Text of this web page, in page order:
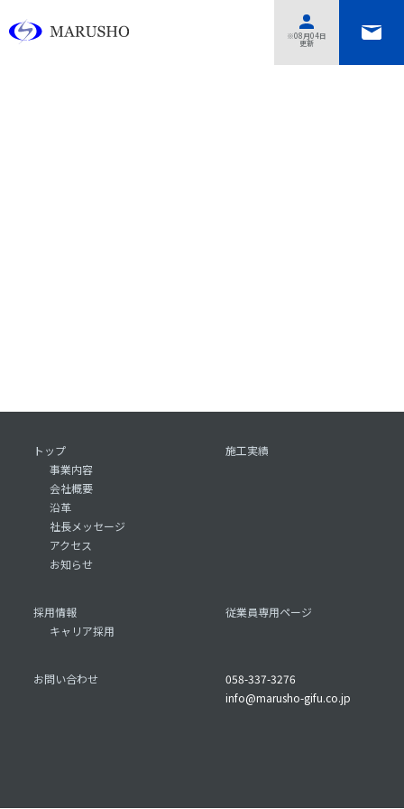
※08月04日
更新
あああああ
トップ
事業内容
会社概要
沿革
社長メッセージ
アクセス
お知らせ
施工実績
採用情報
キャリア採用
従業員専用ページ
お問い合わせ
058-337-3276
info@marusho-gifu.co.jp